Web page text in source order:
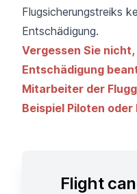
Flugsicherungstreiks
Entschädigung.
Vergessen Sie
Entschädigung
Mitarbeiter der
Beispiel Piloten
Flight